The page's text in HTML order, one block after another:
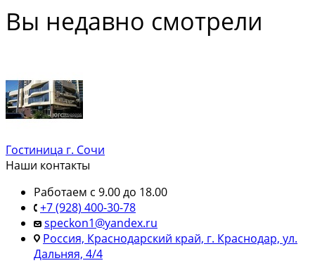
Вы недавно смотрели
Гостиница г. Сочи
Наши контакты
Работаем с 9.00 до 18.00
+7 (928) 400-30-78
speckon1@yandex.ru
Россия, Краснодарский край, г. Краснодар, ул.
Дальняя, 4/4